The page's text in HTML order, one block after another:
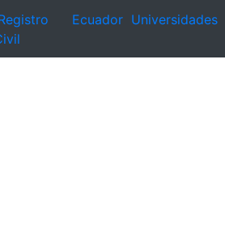
Ecuador Universidades